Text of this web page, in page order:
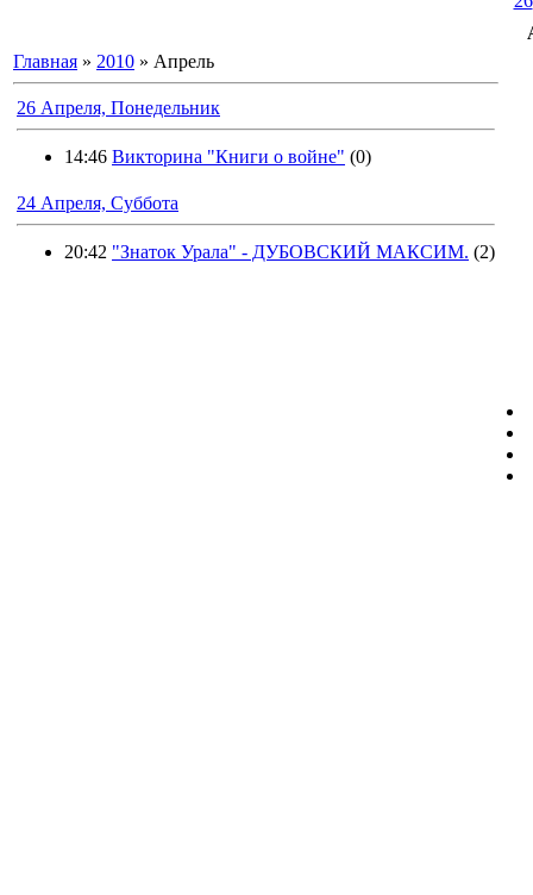
Главная » 2010 » Апрель
26 Апреля, Понедельник
14:46 Викторина "Книги о войне" (0)
24 Апреля, Суббота
20:42 "Знаток Урала" - ДУБОВСКИЙ МАКСИМ. (2)